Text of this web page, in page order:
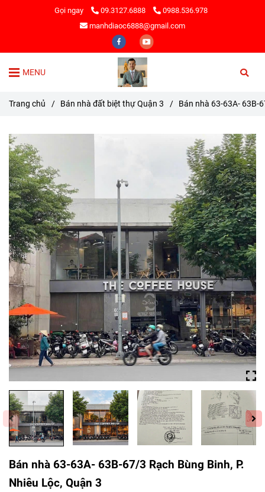
Gọi ngay 09.3127.6888
0988.536.978
manhdiaoc6888@gmail.com
MENU
Trang chủ / Bán nhà đất biệt thự Quận 3 / Bán nhà 63-63A- 63B-
Bán nhà 63-63A- 63B-67/3 Rạch Bùng Binh, P.
Nhiêu Lộc, Quận 3